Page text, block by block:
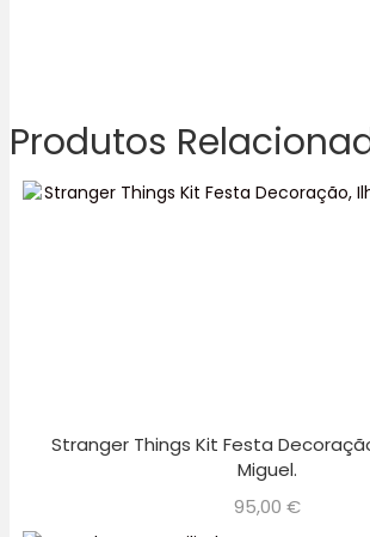
Produtos
Stranger Things Kit Festa
Miguel.
95,00 €